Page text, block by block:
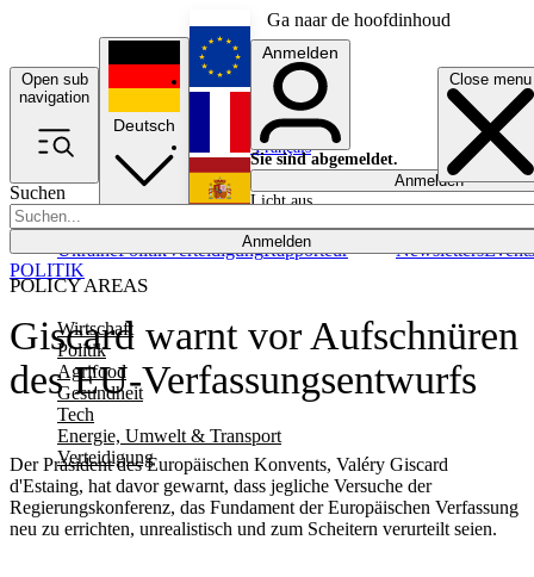
Ga naar de hoofdinhoud
Open sub
navigation
Close menu
Suchen
Anmelden
POLICY AREAS
Wirtschaft
Politik
Agrifood
Gesundheit
Tech
Energie, Umwelt & Transport
Verteidigung
UkrainePolitikVerteidigungRapporteur NewslettersEvents
Deutsch
English
Français
Anmelden
Sie sind abgemeldet.
Anmelden
Licht aus
Giscard warnt vor Aufschnüren
des EU-Verfassungsentwurfs
Der Präsident des Europäischen Konvents, Valéry Giscard
d'Estaing, hat davor gewarnt, dass jegliche Versuche der
Regierungskonferenz, das Fundament der Europäischen Verfassung
neu zu errichten, unrealistisch und zum Scheitern verurteilt seien.
POLITIK